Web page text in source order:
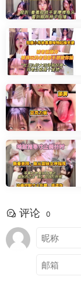
评论 0